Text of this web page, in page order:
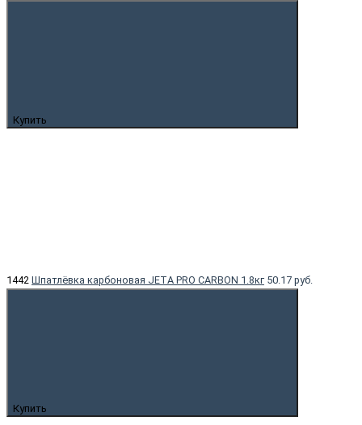
Купить
1442 Шпатлёвка карбоновая JETA PRO CARBON 1.8кг 50.17 руб.
Купить